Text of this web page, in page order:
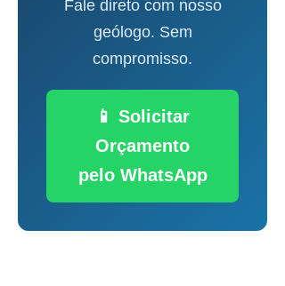
Fale direto com nosso
geólogo. Sem
compromisso.
📱 Solicitar
Orçamento
pelo WhatsApp